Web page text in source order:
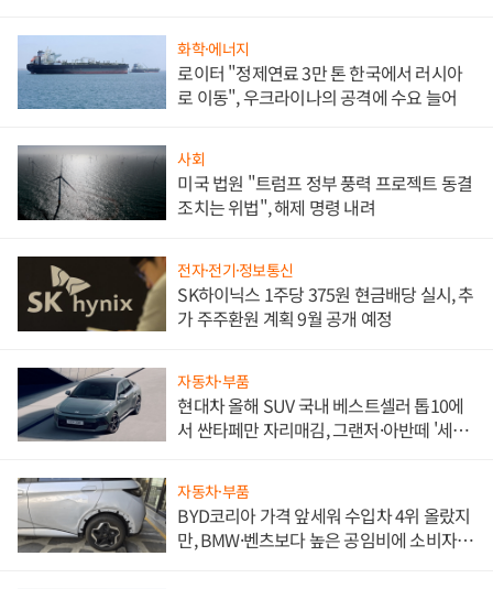
화학·에너지
로이터 "정제연료 3만 톤 한국에서 러시아
로 이동", 우크라이나의 공격에 수요 늘어
사회
미국 법원 "트럼프 정부 풍력 프로젝트 동결
조치는 위법", 해제 명령 내려
전자·전기·정보통신
SK하이닉스 1주당 375원 현금배당 실시, 추
가 주주환원 계획 9월 공개 예정
자동차·부품
현대차 올해 SUV 국내 베스트셀러 톱10에
서 싼타페만 자리매김, 그랜저·아반떼 '세단
자동차·부품
BYD코리아 가격 앞세워 수입차 4위 올랐지
만, BMW·벤츠보다 높은 공임비에 소비자